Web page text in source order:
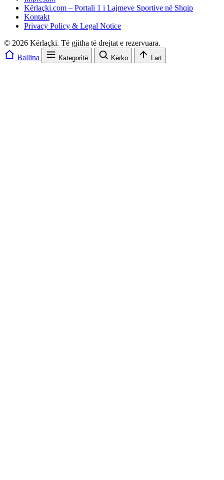
Kërlaçki.com – Portali 1 i Lajmeve Sportive në Shqip
Kontakt
Privacy Policy & Legal Notice
© 2026 Kërlaçki. Të gjitha të drejtat e rezervuara.
Ballina
Kategoritë Kërko Lart